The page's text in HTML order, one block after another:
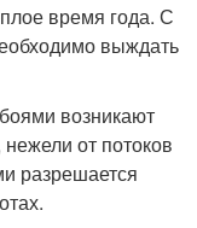
время года. С
выждать
возникают
от потоков
разрешается